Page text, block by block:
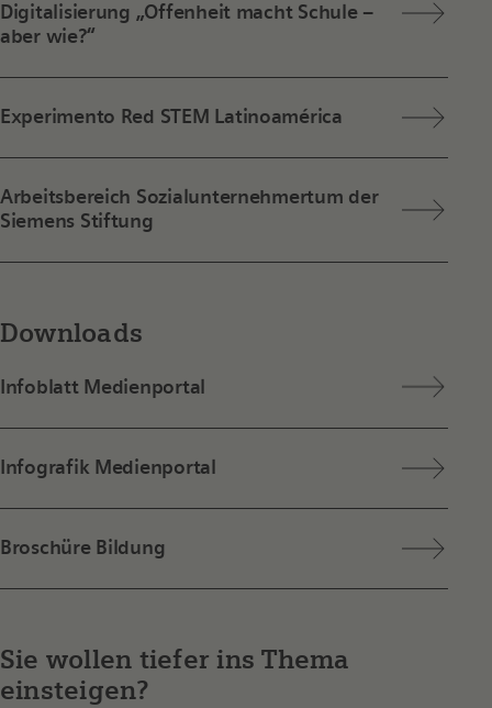
Digitalisierung „Offenheit macht Schule –
aber wie?“
Experimento Red STEM Latinoamérica
Arbeitsbereich Sozialunternehmertum der
Siemens Stiftung
Downloads
Infoblatt Medienportal
Infografik Medienportal
Broschüre Bildung
Sie wollen tiefer ins Thema
einsteigen?